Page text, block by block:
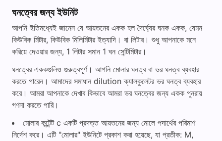
ঘনত্বের জন্য ইউনিট
আপনি ইতিমধ্যেই জানেন যে আয়তনের একক হল দৈর্ঘ্যের ঘনক একক, যেমন
কিউবিক মিটার, কিউবিক মিলিমিটার ইত্যাদি। বা লিটার। শুধু আপনাকে মনে
করিয়ে দেওয়ার জন্য, 1 লিটার সমান 1 ঘন সেন্টিমিটার।
ঘনত্বের এককগুলিও গুরুত্বপূর্ণ। আপনি মোলার ঘনত্ব বা ভর ঘনত্ব ব্যবহার
করতে পারেন। আমাদের সমাধান dilution ক্যালকুলেটর ভর ঘনত্ব ব্যবহার
করে। আমরা আপনাকে দেখাব কিভাবে আমরা ভর ঘনত্বের জন্য একক পুনরায়
গণনা করতে পারি।
মোলার কন্টেন্ট c একটি প্রদত্ত আয়তনের জন্য মোলে পদার্থের পরিমাণ
নির্দেশ করে। এটি "মোলার" ইউনিটে প্রকাশ করা হয়েছে, যা প্রতীক: M,